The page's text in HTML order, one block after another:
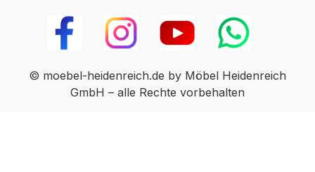
© moebel-heidenreich.de by Möbel Heidenreich
GmbH – alle Rechte vorbehalten